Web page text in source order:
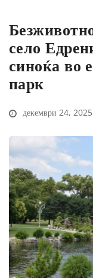
село
синоќа во
парк
декември 24, 2025